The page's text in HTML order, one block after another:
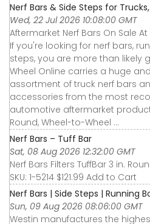
Nerf Bars & Side Steps for
Wed, 22 Jul 2026 10:08:00 GMT
Aftermarket Nerf Bars On Sale
If you're looking for nerf bars,
steps, you are more than likely
Wheel Online carries a huge
assortment of truck nerf bars
accessories from the most
automotive aftermarket
Round, Wheel-to-Wheel ...
Nerf Bars – Tuff Bar
Sat, 08 Aug 2026 12:32:00 GMT
Nerf Bars Filters TuffBar 3 in.
SKU: 1-5214 $121.99 Add to Cart
Nerf Bars | Side Steps | Running
Sun, 09 Aug 2026 08:06:00 GMT
Westin manufactures the